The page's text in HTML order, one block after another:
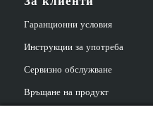
Гаранционни условия
Инструкции за употреба
Сервизно обслужване
Връщане на продукт